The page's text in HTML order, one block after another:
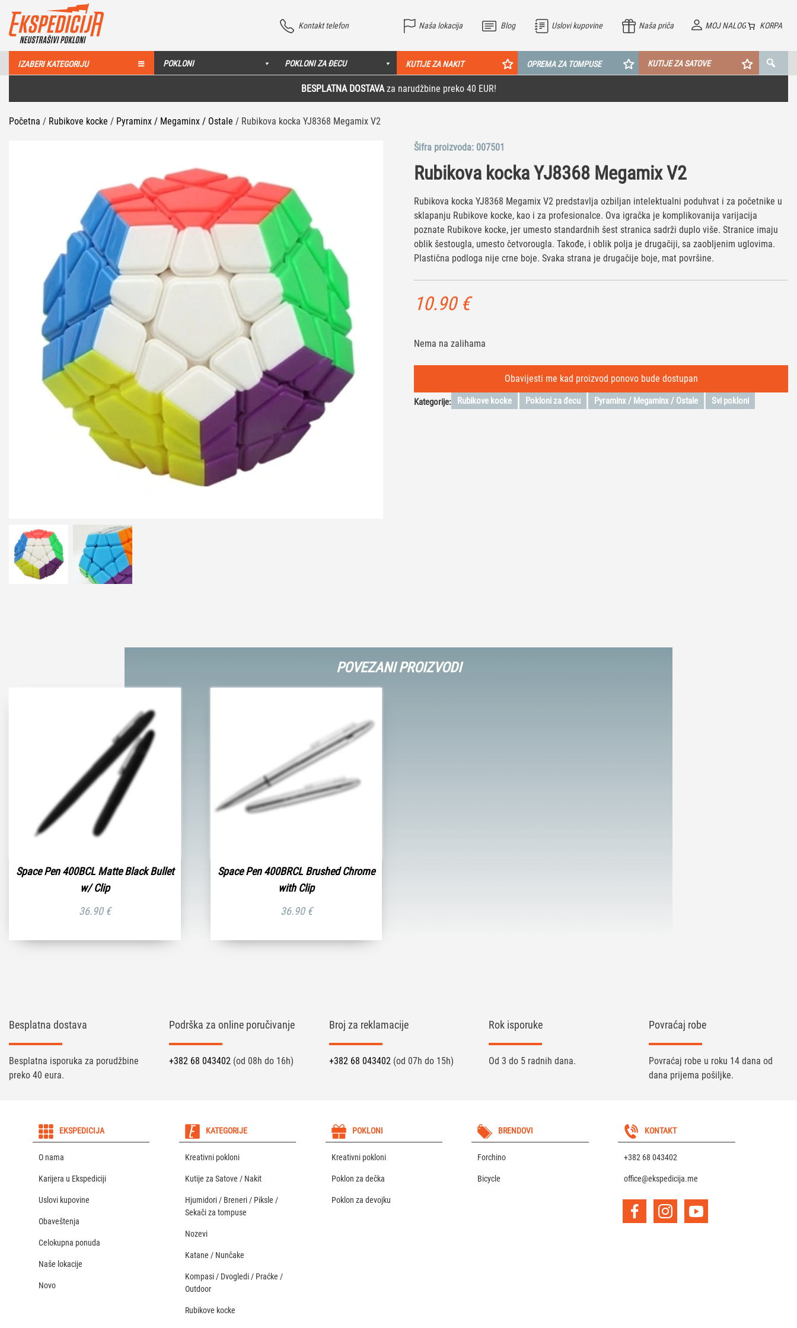
MOJ NALOG KORPA
Kontakt telefon Naša lokacija Blog Uslovi kupovine Naša priča
IZABERI KATEGORIJU POKLONI POKLONI ZA ĐECU KUTIJE ZA NAKIT OPREMA ZA TOMPUSE KUTIJE ZA SATOVE
BESPLATNA DOSTAVAza narudžbine preko 40 EUR!
Početna / Rubikove kocke / Pyraminx / Megaminx / Ostale / Rubikova kocka YJ8368 Megamix V2
Rubikova kocka YJ8368 Megamix V2
Rubikova kocka YJ8368 Megamix V2 predstavlja ozbiljan intelektualni poduhvat i za početnike u
sklapanju Rubikove kocke, kao i za profesionalce. Ova igračka je komplikovanija varijacija
poznate Rubikove kocke, jer umesto standardnih šest stranica sadrži duplo više. Stranice imaju
oblik šestougla, umesto četvorougla. Takođe, i oblik polja je drugačiji, sa zaobljenim uglovima.
Plastična podloga nije crne boje. Svaka strana je drugačije boje, mat površine.
10.90 €
Nema na zalihama
Šifra proizvoda: 007501
Kategorije: Rubikove kocke Pokloni za đecu Pyraminx / Megaminx / Ostale Svi pokloni
POVEZANI PROIZVODI
Space Pen 400BCL Matte Black Bullet
w/ Clip
36.90 €
Space Pen 400BRCL Brushed Chrome
with Clip
36.90 €
Besplatna dostava
Besplatna isporuka za porudžbine
preko 40 eura.
Podrška za online poručivanje
+382 68 043402 (od 08h do 16h)
Broj za reklamacije
+382 68 043402 (od 07h do 15h)
Rok isporuke
Od 3 do 5 radnih dana.
Povraćaj robe
Povraćaj robe u roku 14 dana od
dana prijema pošiljke.
EKSPEDICIJA
O nama
Karijera u Ekspediciji
Uslovi kupovine
Obaveštenja
Celokupna ponuda
Naše lokacije
Novo
KATEGORIJE
Kreativni pokloni
Kutije za Satove / Nakit
Hjumidori / Breneri / Piksle /
Sekači za tompuse
Nozevi
Katane / Nunčake
Kompasi / Dvogledi / Praćke /
Outdoor
Rubikove kocke
POKLONI
Kreativni pokloni
Poklon za dečka
Poklon za devojku
BRENDOVI
Forchino
Bicycle
KONTAKT
+382 68 043402
office@ekspedicija.me